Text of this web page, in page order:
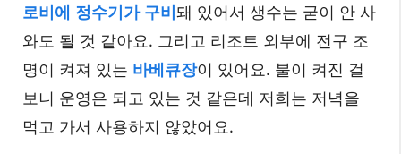
로비에 정수기가 구비돼 있어서 생수는 굳이 안 사
와도 될 것 같아요. 그리고 리조트 외부에 전구 조
명이 켜져 있는 바베큐장이 있어요. 불이 켜진 걸
보니 운영은 되고 있는 것 같은데 저희는 저녁을
먹고 가서 사용하지 않았어요.